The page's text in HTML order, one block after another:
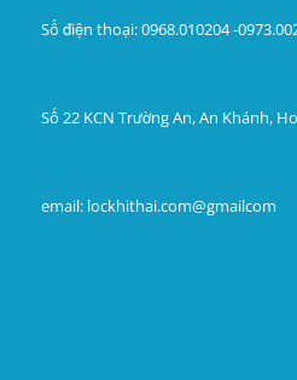
Số điện thoại: 0968.010204 -
Số 22 KCN Trường An, An Khánh,
email: lockhithai.com@gmailcom